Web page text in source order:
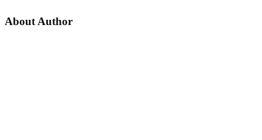
About Author